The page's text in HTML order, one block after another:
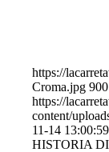
https://
Croma.jpg 900
https://
content/
11-14 13:00:59
HISTORIA